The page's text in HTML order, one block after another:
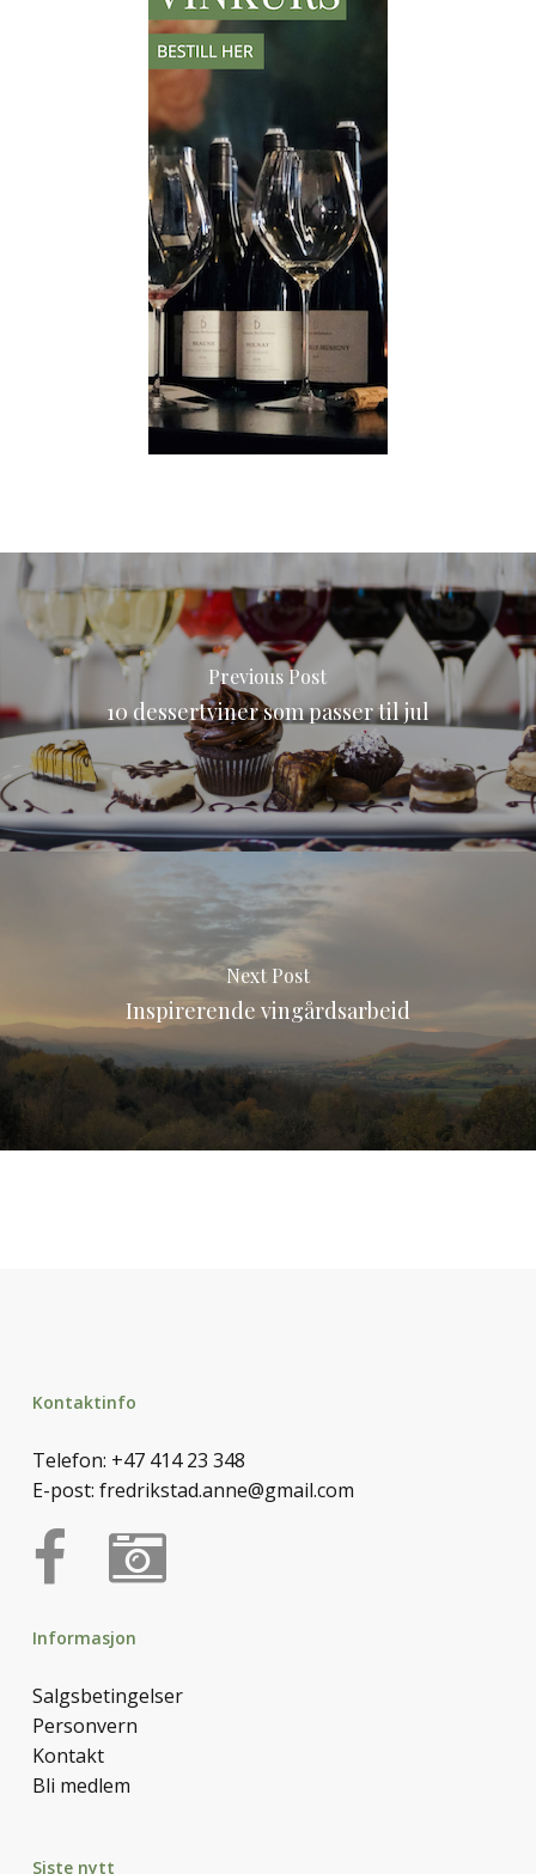
Previous Post
10 dessertviner som passer til jul
Next Post
Inspirerende vingårdsarbeid
Kontaktinfo
Telefon: +47 414 23 348
E-post: fredrikstad.anne@gmail.com
Informasjon
Salgsbetingelser
Personvern
Kontakt
Bli medlem
Siste nytt